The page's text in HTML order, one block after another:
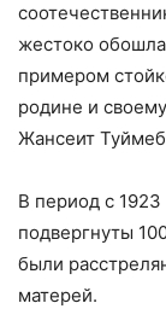
жестоко
примером
родине и
Жансеит
В период с
подвергнуты
были
матерей.